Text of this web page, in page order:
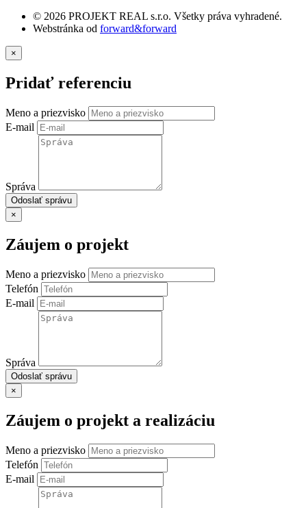
© 2026 PROJEKT REAL s.r.o. Všetky práva vyhradené.
Webstránka od forward&forward
×
Pridať referenciu
Meno a priezvisko
E-mail
Správa
Odoslať správu
×
Záujem o projekt
Meno a priezvisko
Telefón
E-mail
Správa
Odoslať správu
×
Záujem o projekt a realizáciu
Meno a priezvisko
Telefón
E-mail